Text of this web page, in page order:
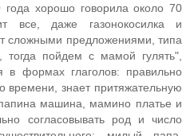
хорошо говорила около 70
все, даже газонокосилка и
сложными предложениями, типа
тогда пойдем с мамой гулять",
в формах глаголов: правильно
времени, знает притяжательную
машина, мамино платье и
согласовывать род и число